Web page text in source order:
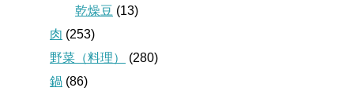
乾燥豆 (13)
肉 (253)
野菜（料理）
(280)
鍋 (86)